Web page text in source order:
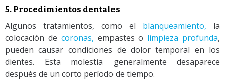
5. Procedimientos dentales
Algunos tratamientos, como el blanqueamiento, la
colocación de coronas, empastes o limpieza profunda,
pueden causar condiciones de dolor temporal en los
dientes. Esta molestia generalmente desaparece
después de un corto período de tiempo.